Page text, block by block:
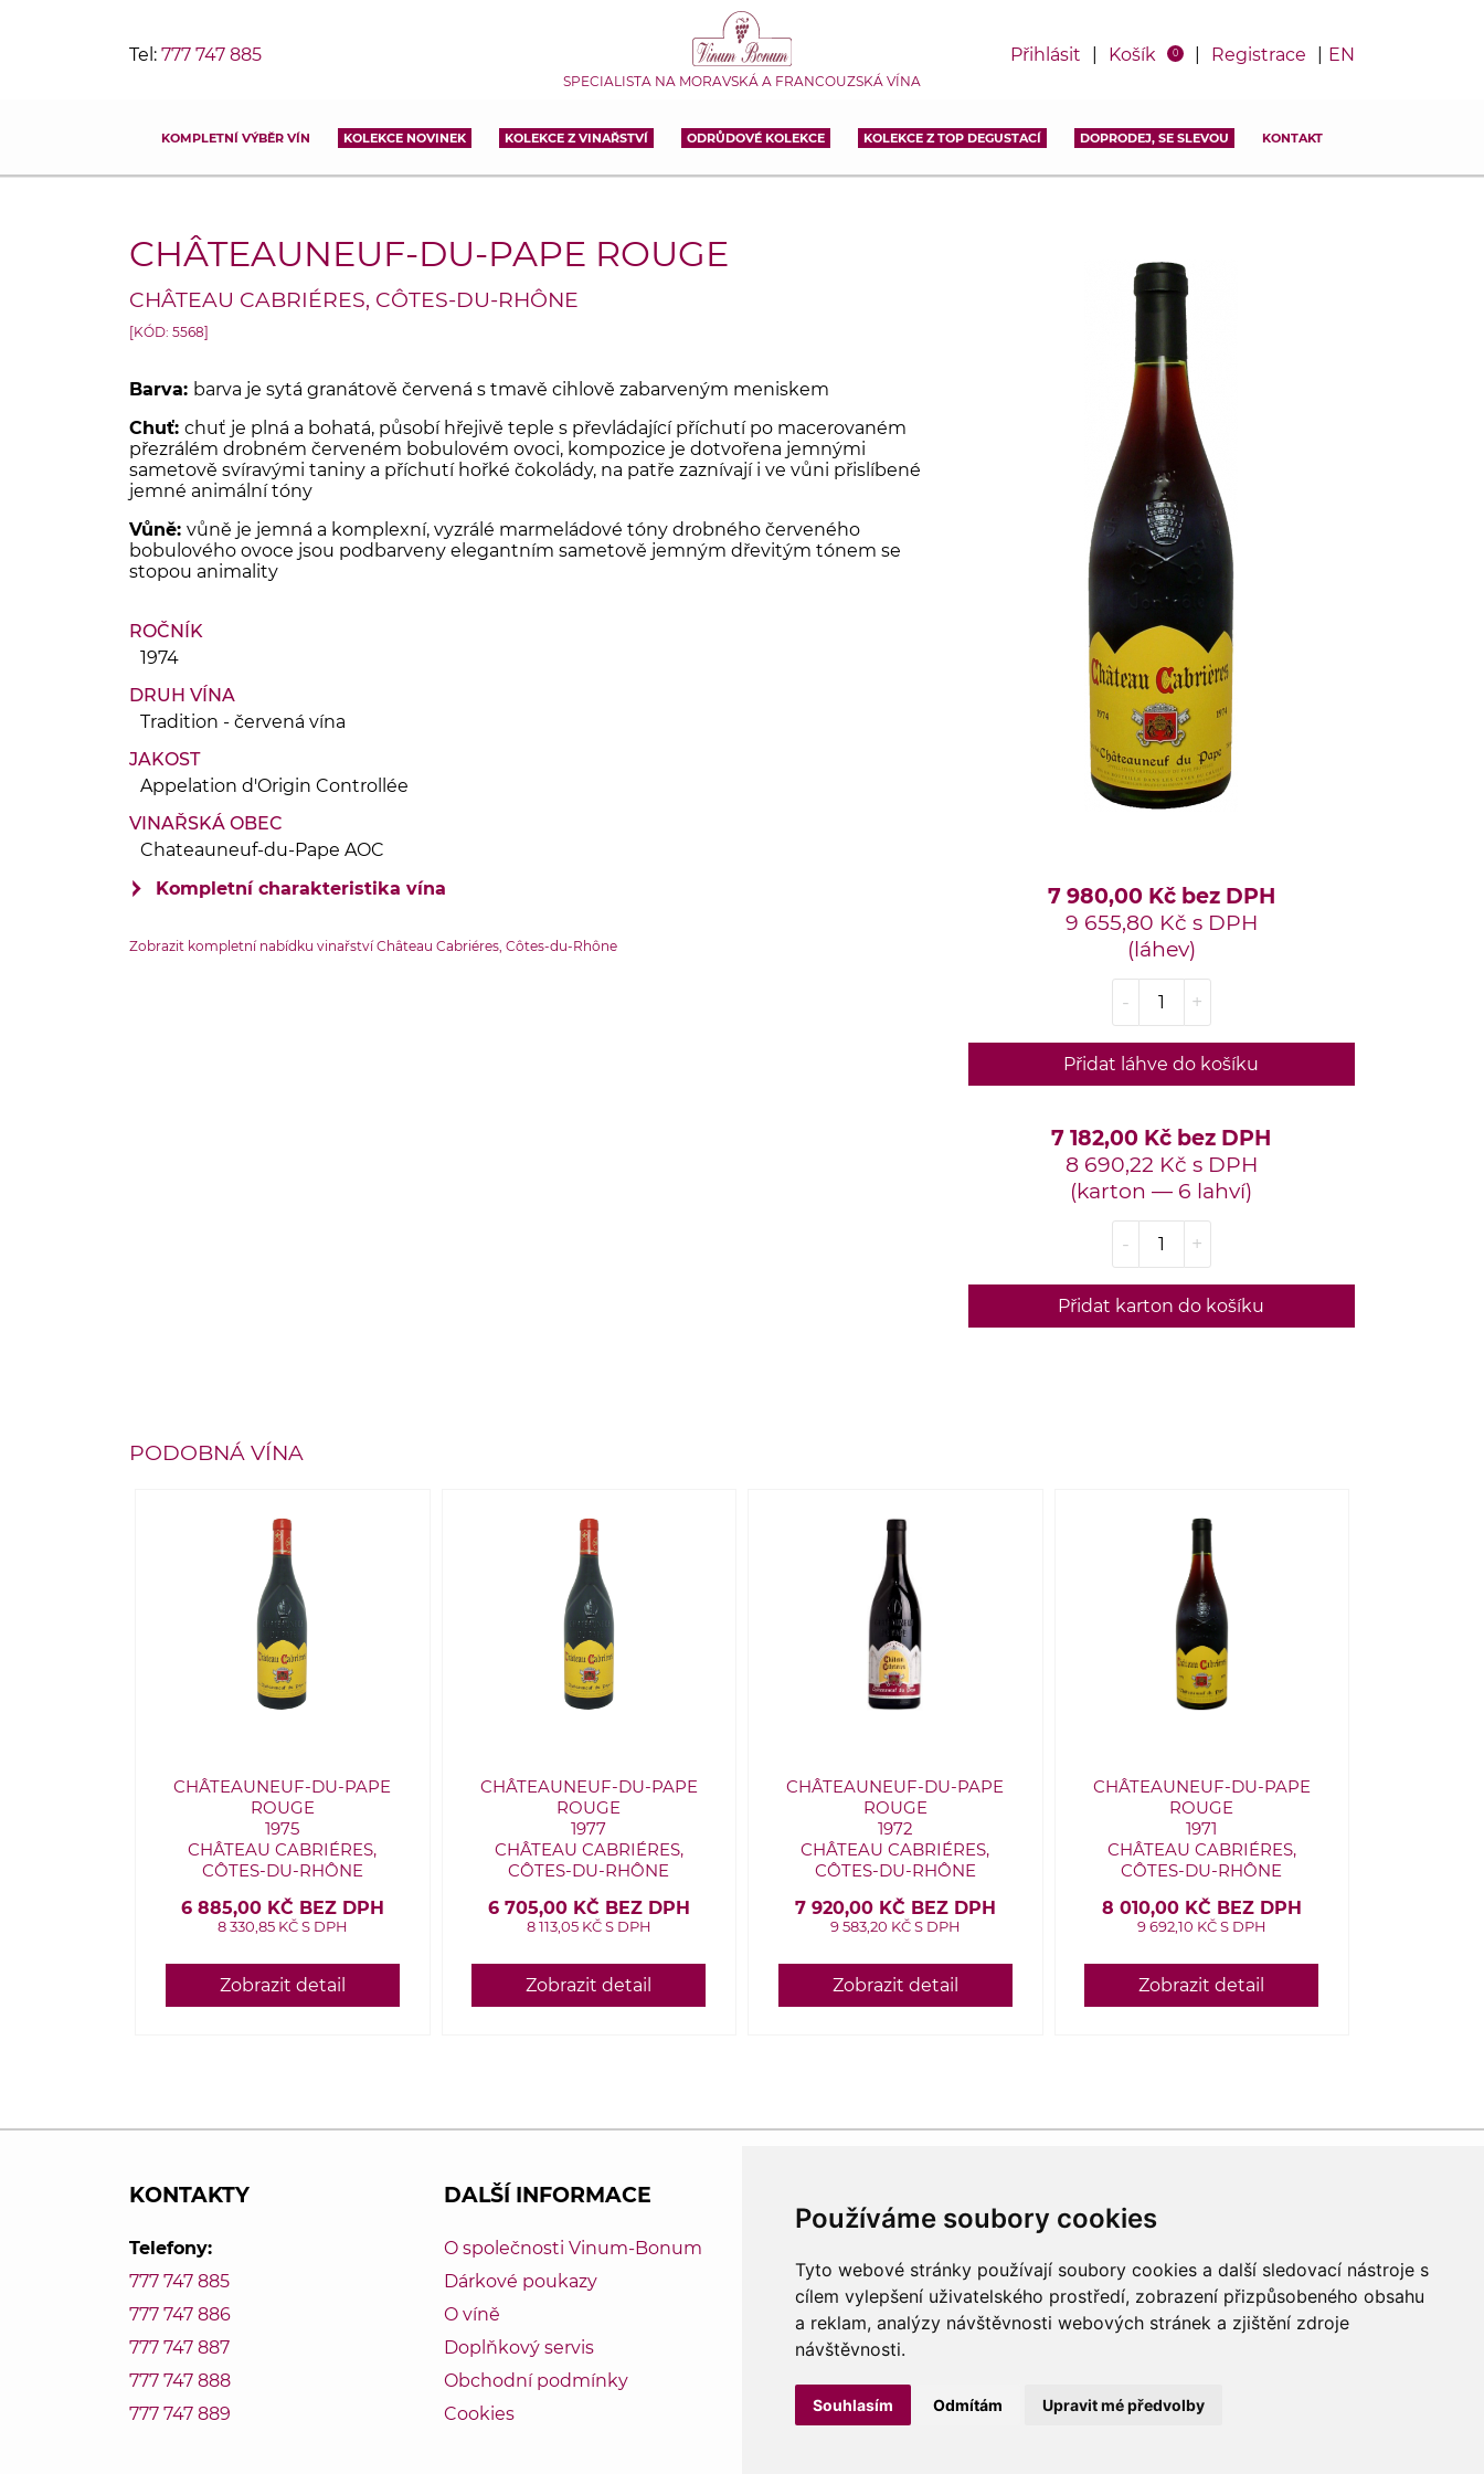
Používáme soubory cookies
Tyto webové stránky používají soubory cookies a další sledovací nástroje s
cílem vylepšení uživatelského prostředí, zobrazení přizpůsobeného obsahu
a reklam, analýzy návštěvnosti webových stránek a zjištění zdroje
návštěvnosti.
Souhlasím Odmítám Upravit mé předvolby
Tel: 777 747 885
SPECIALISTA NA MORAVSKÁ A FRANCOUZSKÁ VÍNA
Přihlásit Košík 0 Registrace EN
KOMPLETNÍ VÝBĚR VÍN KOLEKCE NOVINEK KOLEKCE Z VINAŘSTVÍ ODRŮDOVÉ KOLEKCE KOLEKCE Z TOP DEGUSTACÍ DOPRODEJ, SE SLEVOU KONTAKT
CHÂTEAUNEUF-DU-PAPE ROUGE
CHÂTEAU CABRIÉRES, CÔTES-DU-RHÔNE
[KÓD: 5568]
Barva: barva je sytá granátově červená s tmavě cihlově zabarveným meniskem
Chuť: chuť je plná a bohatá, působí hřejivě teple s převládající příchutí po macerovaném
přezrálém drobném červeném bobulovém ovoci, kompozice je dotvořena jemnými
sametově svíravými taniny a příchutí hořké čokolády, na patře zaznívají i ve vůni přislíbené
jemné animální tóny
Vůně: vůně je jemná a komplexní, vyzrálé marmeládové tóny drobného červeného
bobulového ovoce jsou podbarveny elegantním sametově jemným dřevitým tónem se
stopou animality
ROČNÍK
1974
DRUH VÍNA
Tradition - červená vína
JAKOST
Appelation d'Origin Controllée
VINAŘSKÁ OBEC
Chateauneuf-du-Pape AOC
Kompletní charakteristika vína
Tradition
Zobrazit kompletní nabídku vinařství Château Cabriéres, Côtes-du-Rhône
7 980,00 Kč bez DPH
9 655,80 Kč s DPH
(láhev)
- +
Přidat láhve do košíku
7 182,00 Kč bez DPH
8 690,22 Kč s DPH
(karton — 6 lahví)
- +
Přidat karton do košíku
PODOBNÁ VÍNA
CHÂTEAUNEUF-DU-PAPE
ROUGE
1975
CHÂTEAU CABRIÉRES,
CÔTES-DU-RHÔNE
6 885,00 KČ BEZ DPH
8 330,85 KČ S DPH
Zobrazit detail
CHÂTEAUNEUF-DU-PAPE
ROUGE
1977
CHÂTEAU CABRIÉRES,
CÔTES-DU-RHÔNE
6 705,00 KČ BEZ DPH
8 113,05 KČ S DPH
Zobrazit detail
CHÂTEAUNEUF-DU-PAPE
ROUGE
1972
CHÂTEAU CABRIÉRES,
CÔTES-DU-RHÔNE
7 920,00 KČ BEZ DPH
9 583,20 KČ S DPH
Zobrazit detail
CHÂTEAUNEUF-DU-PAPE
ROUGE
1971
CHÂTEAU CABRIÉRES,
CÔTES-DU-RHÔNE
8 010,00 KČ BEZ DPH
9 692,10 KČ S DPH
Zobrazit detail
KONTAKTY
Telefony:
777 747 885
777 747 886
777 747 887
777 747 888
777 747 889
DALŠÍ INFORMACE
O společnosti Vinum-Bonum
Dárkové poukazy
O víně
Doplňkový servis
Obchodní podmínky
Cookies
Vinum-Bonum — specialista na moravská a
francouzská vína.
Veškerá data, texty a grafika jsou majetkem
společnosti Vinum-Bonum.
Odhlašte se z odběru novinek